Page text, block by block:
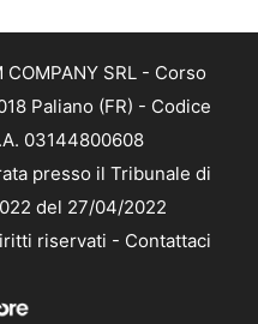
SRL - Corso
Paliano (FR) - Codice
03144800608
presso il Tribunale di
del 27/04/2022
riservati - Contattaci